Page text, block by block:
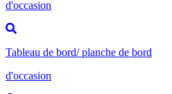
d'occasion
Tableau de bord/ planche de bord
d'occasion